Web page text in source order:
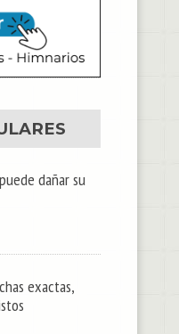
dañar su
exactas,